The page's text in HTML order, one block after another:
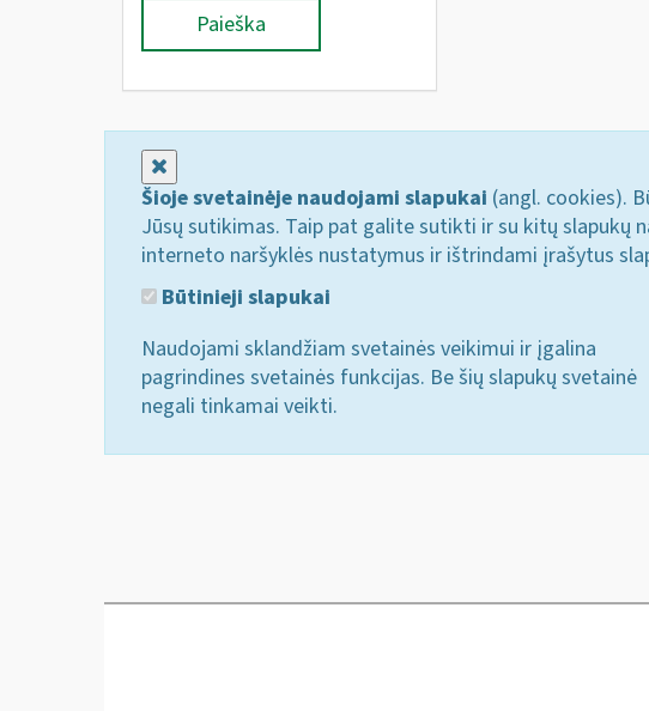
Paieška
Šioje svetainėje naudojami slapukai (angl. cookies).
Jūsų sutikimas. Taip pat galite sutikti ir su kitų slapukų
interneto naršyklės nustatymus ir ištrindami įrašytus
Būtinieji slapukai
Naudojami sklandžiam svetainės veikimui ir įgalina
pagrindines svetainės funkcijas. Be šių slapukų svetainė
negali tinkamai veikti.